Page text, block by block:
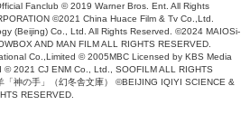
Fanclub © 2019 Warner Bros. Ent. All Rights
©2021 China Huace Film & Tv Co.,Ltd.
(Beijing) Co., Ltd. All Rights Reserved. ©2024 MAIOSi-
AND MAN FILM ALL RIGHTS RESERVED.
Co.,Limited © 2005MBC Licensed by KBS Media
2021 CJ ENM Co., Ltd., SOOFILM ALL RIGHTS
神の手」（幻冬舎文庫） ©BEIJING IQIYI SCIENCE &
RESERVED.